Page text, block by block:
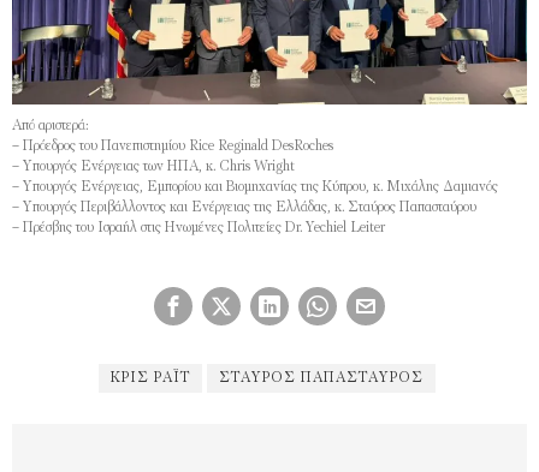
Από αριστερά:
– Πρόεδρος του Πανεπιστημίου Rice Reginald DesRoches
– ⁠Υπουργός Ενέργειας των ΗΠΑ, κ. Chris Wright
– ⁠Υπουργός Ενέργειας, Εμπορίου και Βιομηχανίας της Κύπρου, κ. Μιχάλης Δαμιανός
– ⁠Υπουργός Περιβάλλοντος και Ενέργειας της Ελλάδας, κ. Σταύρος Παπασταύρου
– Πρέσβης του Ισραήλ στις Ηνωμένες Πολιτείες Dr. Yechiel Leiter
ΚΡΙΣ ΡΆΙΤ ΣΤΑΎΡΟΣ ΠΑΠΑΣΤΑΎΡΟΣ